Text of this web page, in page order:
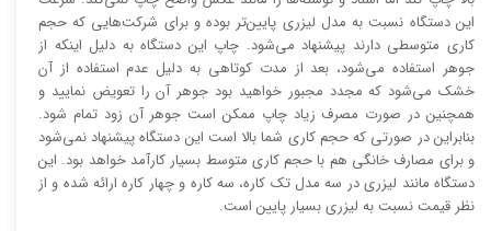
این دستگاه نسبت به مدل لیزری پایین‌تر بوده و برای شرکت‌هایی که حجم
کاری متوسطی دارند پیشنهاد می‌شود. چاپ این دستگاه به دلیل اینکه از
جوهر استفاده می‌شود، بعد از مدت کوتاهی به دلیل عدم استفاده از آن
خشک می‌شود که مجدد مجبور خواهید بود جوهر آن را تعویض نمایید و
همچنین در صورت مصرف زیاد چاپ ممکن است جوهر آن زود تمام شود.
بنابراین در صورتی که حجم کاری شما بالا است این دستگاه پیشنهاد نمی‌شود
و برای مصارف خانگی هم با حجم کاری متوسط بسیار کارآمد خواهد بود. این
دستگاه مانند لیزری در سه مدل تک کاره، سه کاره و چهار کاره ارائه شده و از
نظر قیمت نسبت به لیزری بسیار پایین است.